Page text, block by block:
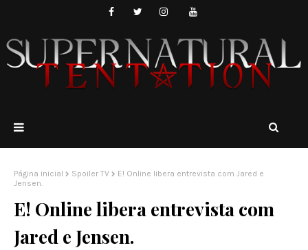
Página inicial Spoiler TV
E! Online libera entrevista com Jared e
Jensen.
E! Online libera entrevista com
Jared e Jensen.